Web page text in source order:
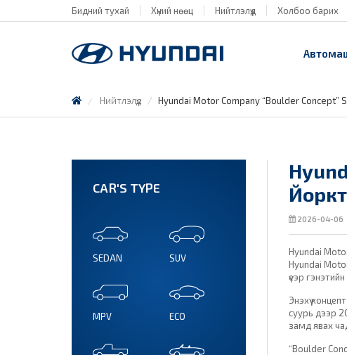
Бидний тухай Хүний нөөц Нийтлэлүүд Холбоо барих
Нийтлэлүүд Hyundai Motor Company “Boulder Concept”
2026-04-06
Hyundai
Hyundai
үеэр
Энэхүү
суурь дээр
замд явах
“Boulder
CAR'S TYPE
SEDAN SUV
MPV ECO